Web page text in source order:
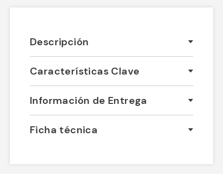
Descripción
Características Clave
Información de Entrega
Ficha técnica